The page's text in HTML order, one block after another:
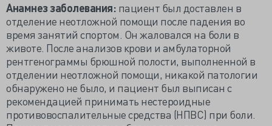
Анамнез заболевания: пациент был доставлен в
отделение неотложной помощи после падения во
время занятий спортом. Он жаловался на боли в
животе. После анализов крови и амбулаторной
рентгенограммы брюшной полости, выполненной в
отделении неотложной помощи, никакой патологии
обнаружено не было, и пациент был выписан с
рекомендацией принимать нестероидные
противовоспалительные средства (НПВС) при боли.